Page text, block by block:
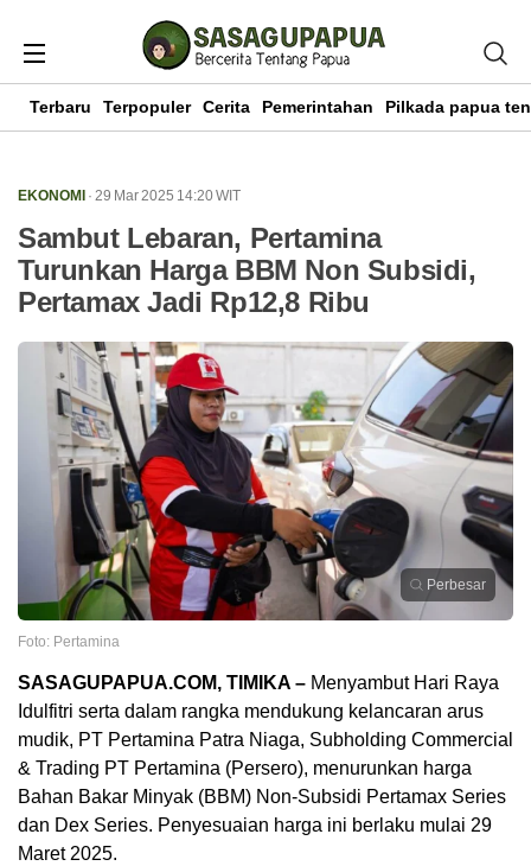
Terbaru Terpopuler Cerita Pemerintahan Pilkada papua
EKONOMI · 29 Mar 2025 14:20WIT
Sambut Lebaran, Pertamina
Turunkan Harga BBM Non Subsidi,
Pertamax Jadi Rp12,8 Ribu
Perbesar
Foto: Pertamina
SASAGUPAPUA.COM, TIMIKA – Menyambut Hari Raya
Idulfitri serta dalam rangka mendukung kelancaran arus
mudik, PT Pertamina Patra Niaga, Subholding Commercial
& Trading PT Pertamina (Persero), menurunkan harga
Bahan Bakar Minyak (BBM) Non-Subsidi Pertamax Series
dan Dex Series. Penyesuaian harga ini berlaku mulai 29
Maret 2025.